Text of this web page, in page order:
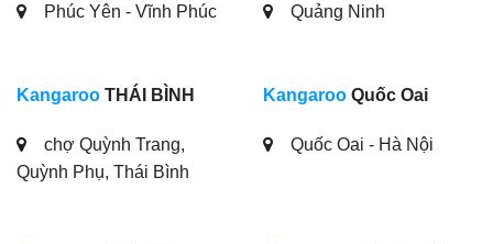
Phúc Yên - Vĩnh Phúc Quảng Ninh
Kangaroo THÁI BÌNH
chợ Quỳnh Trang,
Quỳnh Phụ, Thái Bình
Kangaroo Quốc Oai
Quốc Oai - Hà Nội